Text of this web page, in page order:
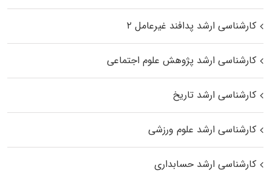
کارشناسی ارشد پدافند غیرعامل ۲
کارشناسی ارشد پژوهش علوم اجتماعی
کارشناسی ارشد تاریخ
کارشناسی ارشد علوم ورزشی
کارشناسی ارشد حسابداری